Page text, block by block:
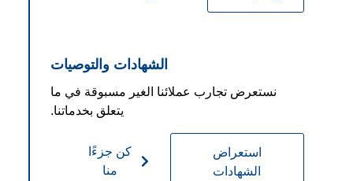
الشهادات والتوصيات
نستعرض تجارب عملائنا الغير مسبوقة في ما
يتعلق بخدماتنا.
استعراض
الشهادات
كن جزءًا
منا